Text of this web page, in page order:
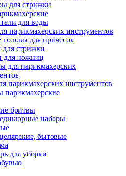
для стрижки
для воды
парикмахерских инструментов
для причесок
для стрижки
для ножниц
для парикмахерских
парикмахерских инструментов
парикмахерские
бритвы
наборы
бытовые
для уборки